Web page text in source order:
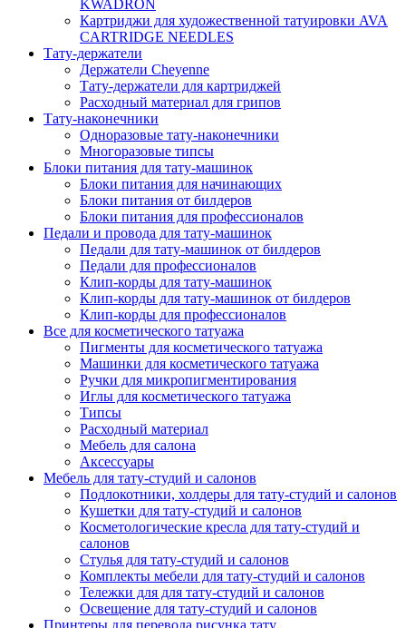
KWADRON
Картриджи для художественной татуировки AVA
CARTRIDGE NEEDLES
Тату-держатели
Держатели Cheyenne
Тату-держатели для картриджей
Расходный материал для грипов
Тату-наконечники
Одноразовые тату-наконечники
Многоразовые типсы
Блоки питания для тату-машинок
Блоки питания для начинающих
Блоки питания от билдеров
Блоки питания для профессионалов
Педали и провода для тату-машинок
Педали для тату-машинок от билдеров
Педали для профессионалов
Клип-корды для тату-машинок
Клип-корды для тату-машинок от билдеров
Клип-корды для профессионалов
Все для косметического татуажа
Пигменты для косметического татуажа
Машинки для косметического татуажа
Ручки для микропигментирования
Иглы для косметического татуажа
Типсы
Расходный материал
Мебель для салона
Аксессуары
Мебель для тату-студий и салонов
Подлокотники, холдеры для тату-студий и салонов
Кушетки для тату-студий и салонов
Косметологические кресла для тату-студий и
салонов
Стулья для тату-студий и салонов
Комплекты мебели для тату-студий и салонов
Тележки для для тату-студий и салонов
Освещение для тату-студий и салонов
Принтеры для перевода рисунка тату